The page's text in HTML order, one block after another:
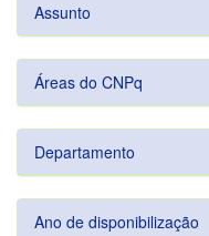
Assunto
Áreas do CNPq
Departamento
Ano de disponibilização